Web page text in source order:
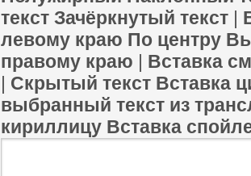
текст Зачёркнутый текст |
левому краю По центру
правому краю | Вставка
| Скрытый текст Вставка
выбранный текст из
кириллицу Вставка